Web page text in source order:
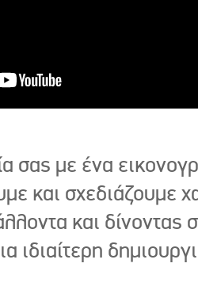
σας με ένα
και σχεδιάζουμε
και δίνοντας
ιδιαίτερη